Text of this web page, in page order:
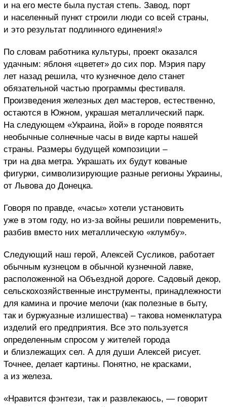
и на его месте была пустая степь. Завод, порт
и населенный пункт строили люди со всей страны,
и это результат подлинного единения!»
По словам работника культуры, проект оказался
удачным: яблоня «цветет» до сих пор. Мэрия пару
лет назад решила, что кузнечное дело станет
обязательной частью программы фестиваля.
Произведения железных дел мастеров, естественно,
остаются в Южном, украшая металлический парк.
На следующем «Украина, йой» в городе появятся
необычные солнечные часы в виде карты нашей
страны. Размеры будущей композиции –
три на два метра. Украшать их будут кованые
фигурки, символизирующие разные регионы Украины,
от Львова до Донецка.
Говоря по правде, «часы» хотели установить
уже в этом году, но из-за войны решили повременить,
разбив вместо них металлическую «клумбу».
Следующий наш герой, Алексей Сусликов, работает
обычным кузнецом в обычной кузнечной лавке,
расположенной на Объездной дороге. Садовый декор,
сельскохозяйственные инструменты, принадлежности
для камина и прочие мелочи (как полезные в быту,
так и буржуазные излишества) – такова номенклатура
изделий его предприятия. Все это пользуется
определенным спросом у жителей города
и близлежащих сел. А для души Алексей рисует.
Точнее, делает картины. Понятно, не красками,
а из железа.
«Нравится фэнтези, так и развлекаюсь, — говорит